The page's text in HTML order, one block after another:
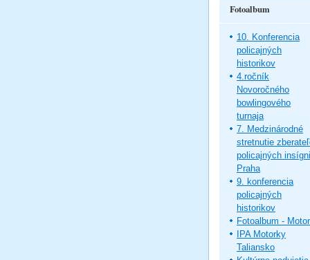
Fotoalbum
10. Konferencia
policajných
historikov
4.ročník
Novoročného
bowlingového
turnaja
7. Medzinárodné
stretnutie
policajných
Praha
9. konferencia
policajných
historikov
Fotoalbum -
IPA Motorky
Taliansko